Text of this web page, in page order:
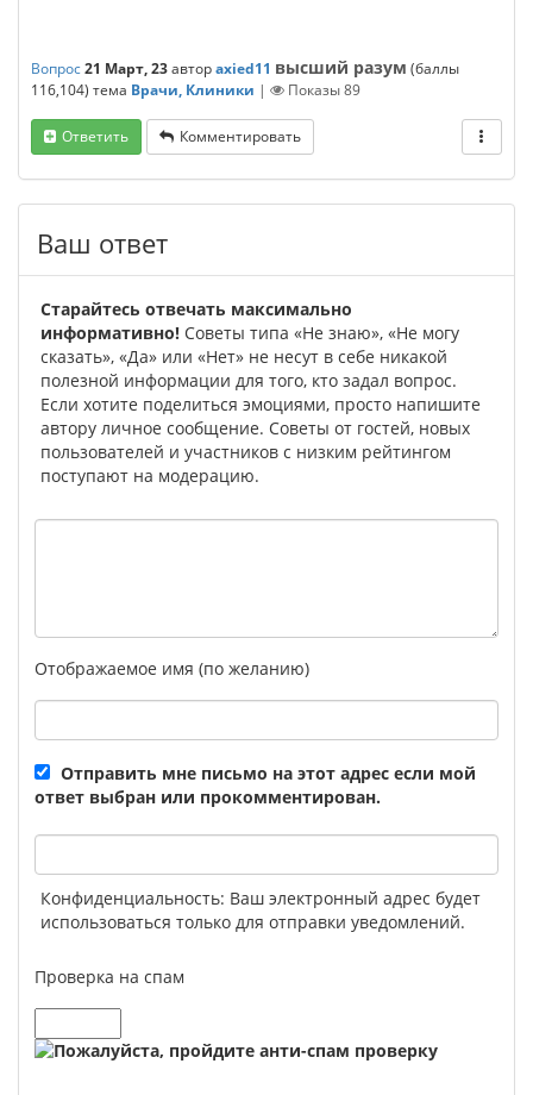
Вопрос21 Март, 23авторaxied11 высший разум (баллы
116,104) тема Врачи, Клиники | Показы89
Ответить Комментировать
Ваш ответ
Старайтесь отвечать максимально
информативно! Советы типа «Не знаю», «Не могу
сказать», «Да» или «Нет» не несут в себе никакой
полезной информации для того, кто задал вопрос.
Если хотите поделиться эмоциями, просто напишите
автору личное сообщение. Советы от гостей, новых
пользователей и участников с низким рейтингом
поступают на модерацию.
Отображаемое имя (по желанию)
Отправить мне письмо на этот адрес если мой
ответ выбран или прокомментирован.
Конфиденциальность: Ваш электронный адрес будет
использоваться только для отправки уведомлений.
Проверка на спам